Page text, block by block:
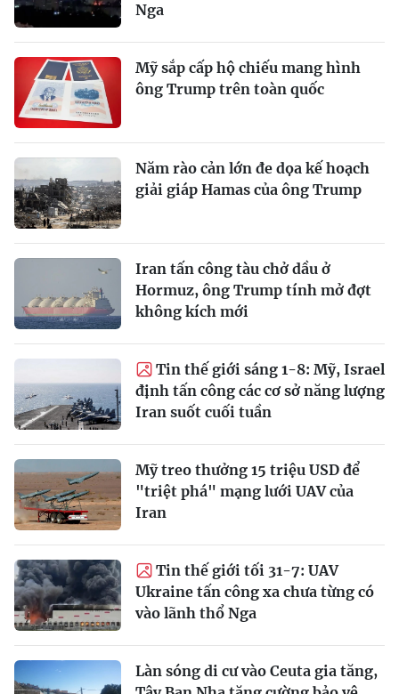
Nga
Mỹ sắp cấp hộ chiếu mang hình
ông Trump trên toàn quốc
Năm rào cản lớn đe dọa kế hoạch
giải giáp Hamas của ông Trump
Iran tấn công tàu chở dầu ở
Hormuz, ông Trump tính mở đợt
không kích mới
Tin thế giới sáng 1-8: Mỹ, Israel
định tấn công các cơ sở năng lượng
Iran suốt cuối tuần
Mỹ treo thưởng 15 triệu USD để
"triệt phá" mạng lưới UAV của
Iran
Tin thế giới tối 31-7: UAV
Ukraine tấn công xa chưa từng có
vào lãnh thổ Nga
Làn sóng di cư vào Ceuta gia tăng,